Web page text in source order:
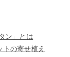
ン」とは
の寄せ植え